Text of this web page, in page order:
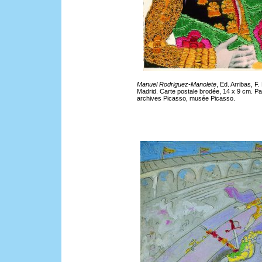
Manuel Rodriguez-Manolete , Ed. Arribas,
Madrid. Carte postale brodée, 14 x 9 cm.
archives Picasso, musée Picasso.